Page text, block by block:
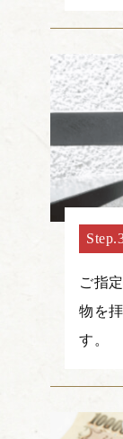
ご指
物を
す。